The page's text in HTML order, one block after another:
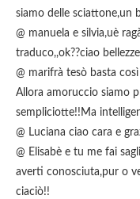
siamo delle sciattone,un
@ manuela e silvia,uè
traduco,,ok??ciao
@ marifrà tesò basta
Allora amoruccio siamo
sempliciotte!!Ma
@ Luciana ciao cara e
@ Elisabè e tu me fai
averti conosciuta,pur o
ciaciò!!